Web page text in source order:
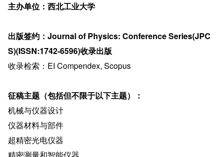
主办单位：西北工业大学
出版签约：Journal of Physics: Conference Series(JPC
S)(ISSN:1742-6596)收录出版
收录检索：EI Compendex, Scopus
征稿主题（包括但不限于以下主题）：
机械与仪器设计
仪器材料与部件
超精密光电仪器